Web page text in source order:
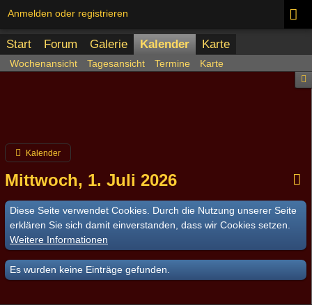
Anmelden oder registrieren
Start Forum Galerie Kalender Karte
Wochenansicht Tagesansicht Termine Karte
Kalender
Mittwoch, 1. Juli 2026
Diese Seite verwendet Cookies. Durch die Nutzung unserer Seite
erklären Sie sich damit einverstanden, dass wir Cookies setzen.
Weitere Informationen
Es wurden keine Einträge gefunden.